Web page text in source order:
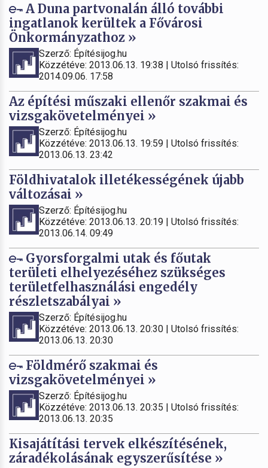
A Duna partvonalán álló további
ingatlanok kerültek a Fővárosi
Önkormányzathoz »
Szerző: Építésijog.hu
Közzétéve: 2013.06.13. 19:38 | Utolsó frissítés:
2014.09.06. 17:58
Az építési műszaki ellenőr szakmai és
vizsgakövetelményei »
Szerző: Építésijog.hu
Közzétéve: 2013.06.13. 19:59 | Utolsó frissítés:
2013.06.13. 23:42
Földhivatalok illetékességének újabb
változásai »
Szerző: Építésijog.hu
Közzétéve: 2013.06.13. 20:19 | Utolsó frissítés:
2013.06.14. 09:49
Gyorsforgalmi utak és főutak
területi elhelyezéséhez szükséges
területfelhasználási engedély
részletszabályai »
Szerző: Építésijog.hu
Közzétéve: 2013.06.13. 20:30 | Utolsó frissítés:
2013.06.13. 20:30
Földmérő szakmai és
vizsgakövetelményei »
Szerző: Építésijog.hu
Közzétéve: 2013.06.13. 20:35 | Utolsó frissítés:
2013.06.13. 20:35
Kisajátítási tervek elkészítésének,
záradékolásának egyszerűsítése »